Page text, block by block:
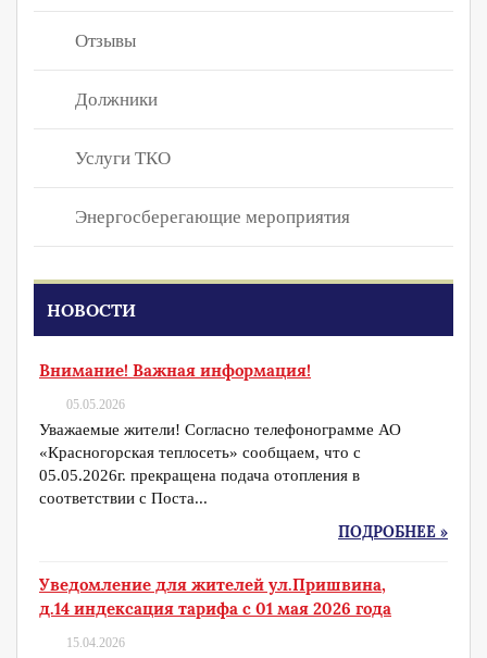
Отзывы
Должники
Услуги ТКО
Энергосберегающие мероприятия
НОВОСТИ
Внимание! Важная информация!
05.05.2026
Уважаемые жители! Согласно телефонограмме АО
«Красногорская теплосеть» сообщаем, что с
05.05.2026г. прекращена подача отопления в
соответствии с Поста...
ПОДРОБНЕЕ »
Уведомление для жителей ул.Пришвина,
д.14 индексация тарифа с 01 мая 2026 года
15.04.2026